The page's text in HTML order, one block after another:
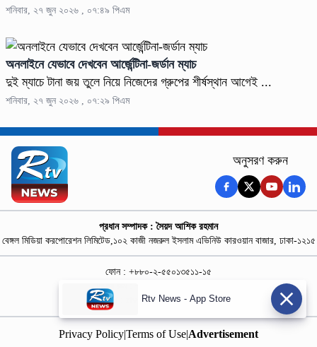
শনিবার, ২৭ জুন ২০২৬ , ০৭:৪৯ পিএম
অনলাইনে যেভাবে দেখবেন আর্জেন্টিনা-জর্ডান ম্যাচ
দুই ম্যাচে টানা জয় তুলে নিয়ে নিজেদের গ্রুপের শীর্ষস্থান আগেই ...
শনিবার, ২৭ জুন ২০২৬ , ০৭:২৯ পিএম
অনুসরণ করুন
প্রধান সম্পাদক : সৈয়দ আশিক রহমান
বেঙ্গল মিডিয়া করপোরেশন লিমিটেড,১০২ কাজী নজরুল ইসলাম এভিনিউ কারওয়ান বাজার, ঢাকা-১২১৫
ফোন : +৮৮০-২-৫৫০১৩৫১১-১৫
বিজ্ঞাপন :
rtvdigitalad@gmail.com
Privacy Policy|Terms of Use|Advertisement
Rtv News - App Store